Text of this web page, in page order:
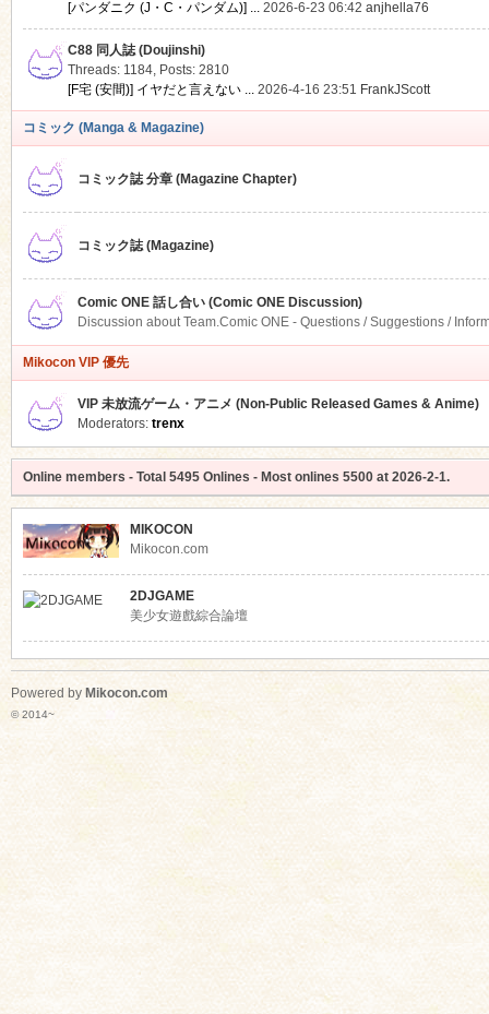
[パンダニク (J・C・パンダム)] ... 2026-6-23 06:42 anjhella76
C88 同人誌 (Doujinshi)
Threads: 1184, Posts: 2810
[F宅 (安間)] イヤだと言えない ... 2026-4-16 23:51 FrankJScott
コミック (Manga & Magazine)
コミック誌 分章 (Magazine Chapter)
コミック誌 (Magazine)
Comic ONE 話し合い (Comic ONE Discussion)
Discussion about Team.Comic ONE - Questions / Suggestions /
Mikocon VIP 優先
VIP 未放流ゲーム・アニメ (Non-Public Released Games & Anime)
Moderators: trenx
Online members - Total 5495Onlines - Most onlines 5500at 2026-2-1.
MIKOCON
Mikocon.com
2DJGAME
美少女遊戲綜合論壇
Powered by Mikocon.com
© 2014~